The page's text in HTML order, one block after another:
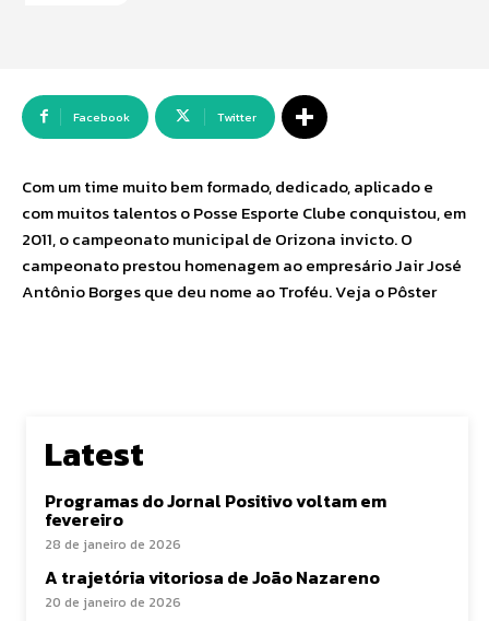
Facebook Twitter
Com um time muito bem formado, dedicado, aplicado e
com muitos talentos o Posse Esporte Clube conquistou, em
2011, o campeonato municipal de Orizona invicto. O
campeonato prestou homenagem ao empresário Jair José
Antônio Borges que deu nome ao Troféu. Veja o Pôster
Latest
Programas do Jornal Positivo voltam em
fevereiro
28 de janeiro de 2026
A trajetória vitoriosa de João Nazareno
20 de janeiro de 2026